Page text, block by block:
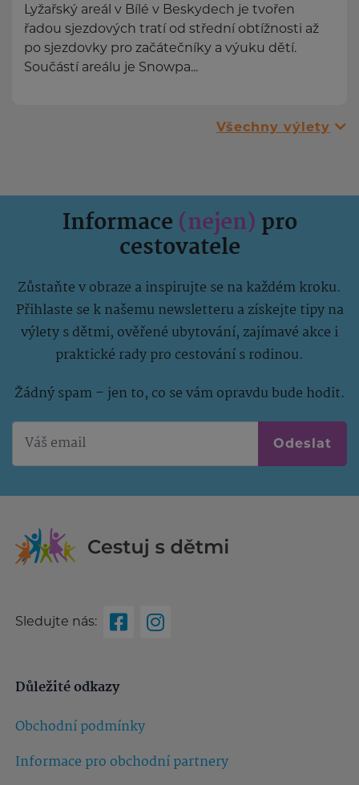
Lyžařský areál v Bílé v Beskydech je tvořen
řadou sjezdových tratí od střední obtížnosti až
po sjezdovky pro začátečníky a výuku dětí.
Součástí areálu je Snowpa...
Všechny výlety
Informace (nejen) pro
cestovatele
Zůstaňte v obraze a inspirujte se na každém kroku.
Přihlaste se k našemu newsletteru a získejte tipy na
výlety s dětmi, ověřené ubytování, zajímavé akce i
praktické rady pro cestování s rodinou.
Žádný spam – jen to, co se vám opravdu bude hodit.
Odeslat
Sledujte nás:
Důležité odkazy
Obchodní podmínky
Informace pro obchodní partnery